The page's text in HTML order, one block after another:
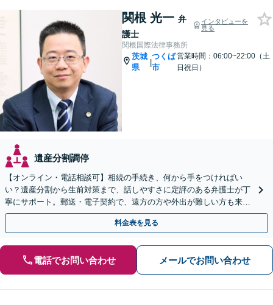
関根 光一 弁
護士
インタビューを
見る
関根国際法律事務所
茨城
県
|
つくば
市
営業時間：06:00~22:00（土
日祝日）
遺産分割調停
【オンライン・電話相談可】相続の手続き、何から手をつければい
い？遺産分割から生前対策まで、話しやすさに定評のある弁護士が丁
寧にサポート。郵送・電子契約で、遠方の方や外出が難しい方も来所
不要で即日着手が可能です。まずはご相談ください。
料金表を見る
電話でお問い合わせ メールでお問い合わせ